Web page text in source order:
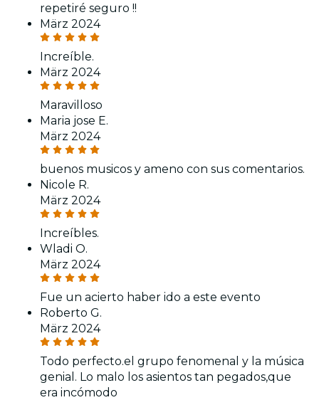
repetiré seguro !!
März 2024
Increíble.
März 2024
Maravilloso
Maria jose E.
März 2024
buenos musicos y ameno con sus comentarios.
Nicole R.
März 2024
Increíbles.
Wladi O.
März 2024
Fue un acierto haber ido a este evento
Roberto G.
März 2024
Todo perfecto.el grupo fenomenal y la música
genial. Lo malo los asientos tan pegados,que
era incómodo